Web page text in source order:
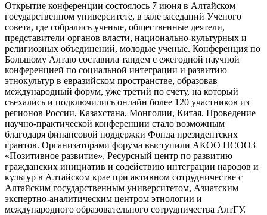
Открытие конференции состоялось 7 июня в Алтайском
государственном университете, в зале заседаний Ученого
совета, где собрались ученые, общественные деятели,
представители органов власти, национально-культурных и
религиозных объединений, молодые ученые. Конференция по
Большому Алтаю составила тандем с ежегодной научной
конференцией по социальной интеграции и развитию
этнокультур в евразийском пространстве, образовав
международный форум, уже третий по счету, на который
съехались и подключились онлайн более 120 участников из
регионов России, Казахстана, Монголии, Китая. Проведение
научно-практической конференции стало возможным
благодаря финансовой поддержки Фонда президентских
грантов. Организаторами форума выступили АКОО ПСООЗ
«Позитивное развитие», Ресурсный центр по развитию
гражданских инициатив и содействию интеграции народов и
культур в Алтайском крае при активном сотрудничестве с
Алтайским государственным университетом, Азиатским
экспертно-аналитическим центром этнологии и
международного образовательного сотрудничества АлтГУ.